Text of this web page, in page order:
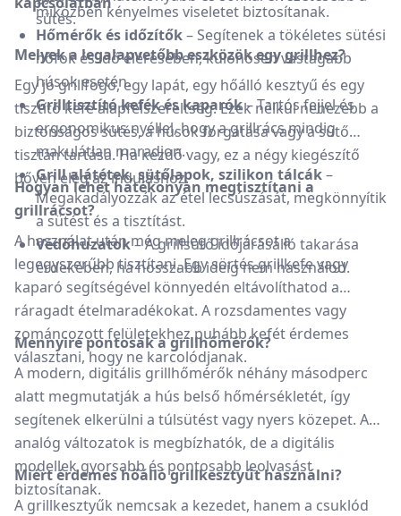
sütés.
miközben kényelmes viseletet biztosítanak.
Hőmérők és időzítők– Segítenek a tökéletes sütési
hőfok és idő elérésében, különösen vastagabb
húsok esetén.
Grilltisztító kefék és kaparók– Tartós fejjel és
ergonomikus nyéllel, hogy a grillrács mindig
makulátlan maradjon.
Grill alátétek, sütőlapok, szilikon tálcák–
Megakadályozzák az étel lecsúszását, megkönnyítik
a sütést és a tisztítást.
Védőhuzatok– A grillsütő időjárásálló takarása
érdekében, ha hosszabb ideig nem használod.
Melyek a legalapvetőbb eszközök egy grillhez?
Egy jó grillfogó, egy lapát, egy hőálló kesztyű és egy
tisztító kefe alapfelszereltség. Ezek nélkül nehezebb a
biztonságos sütés, a húsok forgatása vagy a sütő
tisztán tartása. Ha kezdő vagy, ez a négy kiegészítő
bőven elég az induláshoz.
Hogyan lehet hatékonyan megtisztítani a
grillrácsot?
A használat után még meleg grillrácsot a
legegyszerűbb tisztítani. Egy sörtés grillkefe vagy
kaparó segítségével könnyedén eltávolíthatod a
ráragadt ételmaradékokat. A rozsdamentes vagy
zománcozott felületekhez puhább kefét érdemes
választani, hogy ne karcolódjanak.
Mennyire pontosak a grillhőmérők?
A modern, digitális grillhőmérők néhány másodperc
alatt megmutatják a hús belső hőmérsékletét, így
segítenek elkerülni a túlsütést vagy nyers közepet. Az
analóg változatok is megbízhatók, de a digitális
modellek gyorsabb és pontosabb leolvasást
biztosítanak.
Miért érdemes hőálló grillkesztyűt használni?
A grillkesztyűk nemcsak a kezedet, hanem a csuklód